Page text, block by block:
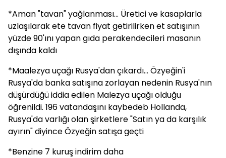
*Aman "tavan" yağlanması... Üretici ve kasaplarla
uzlaşılarak ete tavan fiyat getirilirken et satışının
yüzde 90'ını yapan gıda perakendecileri masanın
dışında kaldı
*Maalezya uçağı Rusya'dan çıkardı... Özyeğin'i
Rusya'da banka satışına zorlayan nedenin Rusya'nın
düşürdüğü iddia edilen Malezya uçağı olduğu
öğrenildi. 196 vatandaşını kaybedeb Hollanda,
Rusya'da varlığı olan şirketlere "Satın ya da karşılık
ayırın" diyince Özyeğin satışa geçti
*Benzine 7 kuruş indirim daha